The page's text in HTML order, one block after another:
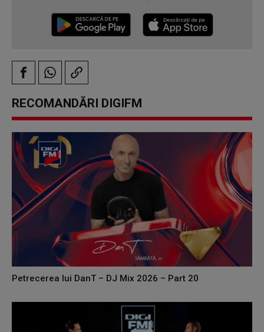
RECOMANDĂRI DIGIFM
Petrecerea lui DanT – DJ Mix 2026 – Part 20